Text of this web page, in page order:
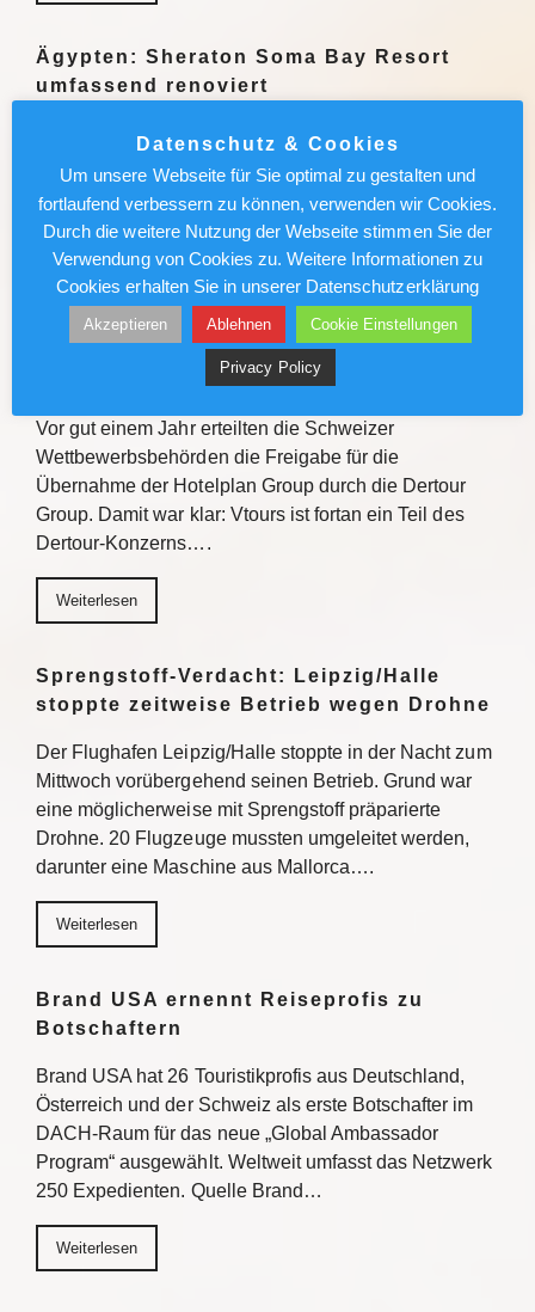
Ägypten: Sheraton Soma Bay Resort
umfassend renoviert
Das Sheraton Soma Bay Resort hat die umfassende
sowie Lobby und Restaurants des Fünf-Sterne-
Hauses in Ägypten wurden neu gestaltet. Quelle Das
Sheraton Soma Bay Resort hat…
Weiterlesen
Vtours: IT-Wechsel kommt voran
Vor gut einem Jahr erteilten die Schweizer
Wettbewerbsbehörden die Freigabe für die
Übernahme der Hotelplan Group durch die Dertour
Group. Damit war klar: Vtours ist fortan ein Teil des
Dertour-Konzerns….
Weiterlesen
Sprengstoff-Verdacht: Leipzig/Halle
stoppte zeitweise Betrieb wegen Drohne
Der Flughafen Leipzig/Halle stoppte in der Nacht zum
Mittwoch vorübergehend seinen Betrieb. Grund war
eine möglicherweise mit Sprengstoff präparierte
Drohne. 20 Flugzeuge mussten umgeleitet werden,
darunter eine Maschine aus Mallorca….
Weiterlesen
Brand USA ernennt Reiseprofis zu
Botschaftern
Brand USA hat 26 Touristikprofis aus Deutschland,
Österreich und der Schweiz als erste Botschafter im
DACH-Raum für das neue „Global Ambassador
Program“ ausgewählt. Weltweit umfasst das Netzwerk
250 Expedienten. Quelle Brand…
Weiterlesen
Datenschutz & Cookies
Um unsere Webseite für Sie optimal zu gestalten und
fortlaufend verbessern zu können, verwenden wir Cookies.
Durch die weitere Nutzung der Webseite stimmen Sie der
Verwendung von Cookies zu. Weitere Informationen zu
Cookies erhalten Sie in unserer Datenschutzerklärung
Akzeptieren Ablehnen Cookie Einstellungen
Privacy Policy